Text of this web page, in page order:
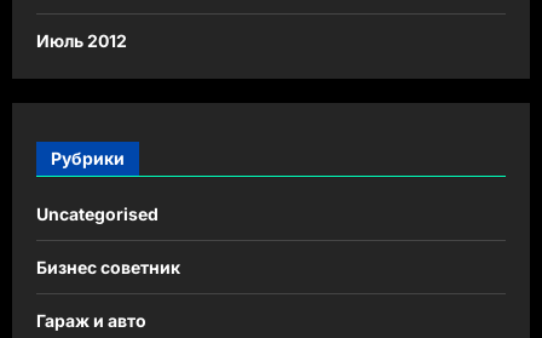
Июль 2012
Рубрики
Uncategorised
Бизнес советник
Гараж и авто